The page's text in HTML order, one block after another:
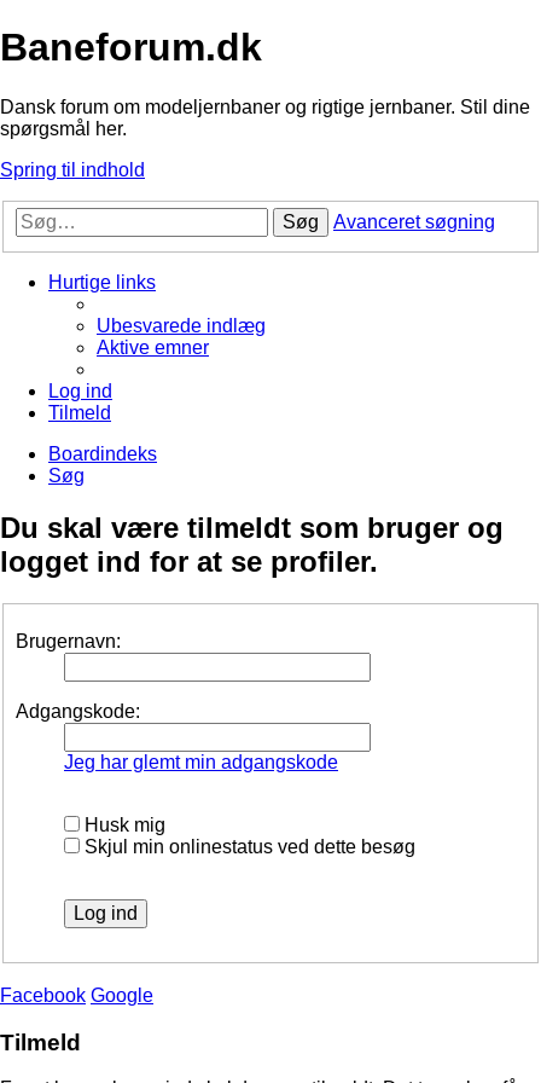
Baneforum.dk
Dansk forum om modeljernbaner og rigtige jernbaner. Stil dine
spørgsmål her.
Spring til indhold
Søg Avanceret søgning
Hurtige links
Ubesvarede indlæg
Aktive emner
Log ind
Tilmeld
Boardindeks
Søg
Du skal være tilmeldt som bruger og
logget ind for at se profiler.
Brugernavn:
Adgangskode:
Jeg har glemt min adgangskode
Husk mig
Skjul min onlinestatus ved dette besøg
Facebook Google
Tilmeld